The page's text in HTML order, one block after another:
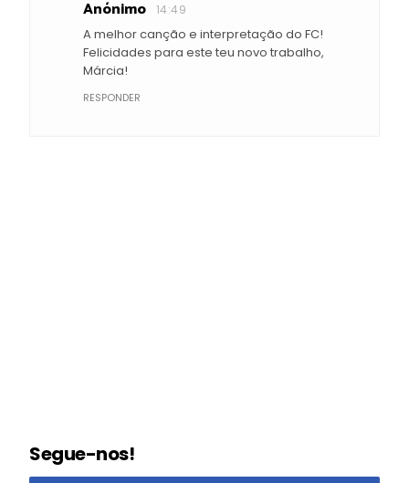
Anónimo 14:49
A melhor canção e interpretação do FC!
Felicidades para este teu novo trabalho,
Márcia!
RESPONDER
Segue-nos!